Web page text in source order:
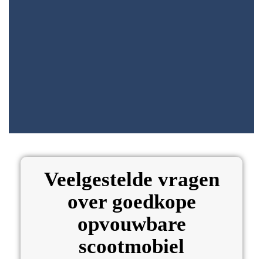
Veelgestelde vragen
over goedkope
opvouwbare
scootmobiel